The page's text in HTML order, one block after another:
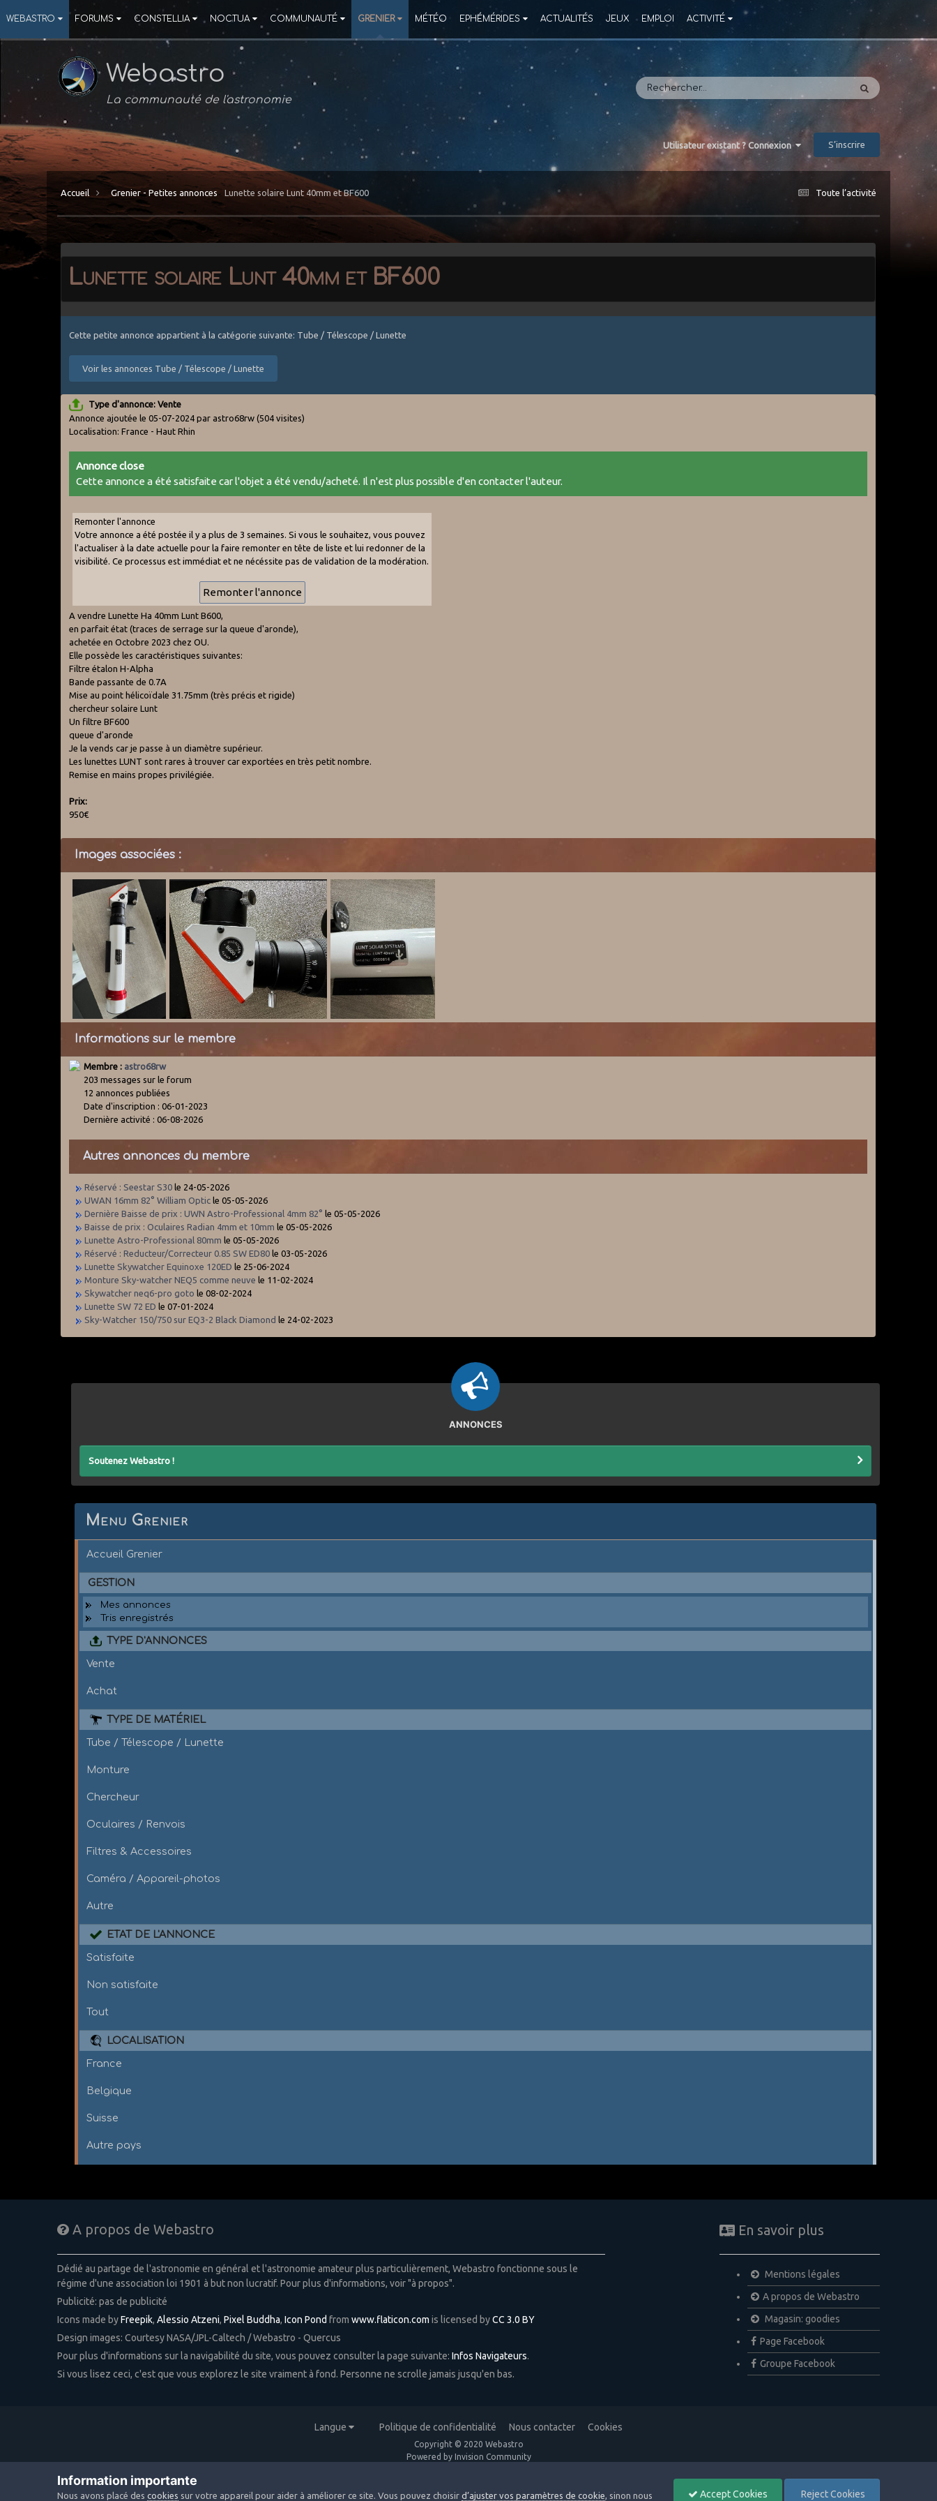
WEBASTRO FORUMS CONSTELLIA NOCTUA COMMUNAUTÉ GRENIER MÉTÉO EPHÉMÉRIDES ACTUALITÉS JEUX EMPLOI ACTIVITÉ
Webastro
La communauté de l'astronomie
Utilisateur existant ? Connexion S’inscrire
Toute l’activité
Accueil Grenier - Petites annonces Lunette solaire Lunt 40mm et BF600
Lunette solaire Lunt 40mm et BF600
Cette petite annonce appartient à la catégorie suivante: Tube / Télescope / Lunette
Voir les annonces Tube / Télescope / Lunette
Type d'annonce: Vente
Annonce ajoutée le 05-07-2024 par astro68rw(504 visites)
Localisation: France - Haut Rhin
Annonce close
Cette annonce a été satisfaite car l'objet a été vendu/acheté. Il n'est plus possible d'en contacter l'auteur.
Remonter l'annonce
Votre annonce a été postée il y a plus de 3 semaines. Si vous le souhaitez, vous pouvez
l'actualiser à la date actuelle pour la faire remonter en tête de liste et lui redonner de la
visibilité. Ce processus est immédiat et ne nécéssite pas de validation de la modération.
A vendre Lunette Ha 40mm Lunt B600,
en parfait état (traces de serrage sur la queue d'aronde),
achetée en Octobre 2023 chez OU.
Elle possède les caractéristiques suivantes:
Filtre étalon H-Alpha
Bande passante de 0.7A
Mise au point hélicoïdale 31.75mm (très précis et rigide)
chercheur solaire Lunt
Un filtre BF600
queue d'aronde
Je la vends car je passe à un diamètre supérieur.
Les lunettes LUNT sont rares à trouver car exportées en très petit nombre.
Remise en mains propes privilégiée.
Prix:
950€
Images associées :
Informations sur le membre
Membre : astro68rw
203 messages sur le forum
12 annonces publiées
Date d'inscription : 06-01-2023
Dernière activité : 06-08-2026
Autres annonces du membre
Réservé : Seestar S30 le 24-05-2026
UWAN 16mm 82° William Optic le 05-05-2026
Dernière Baisse de prix : UWN Astro-Professional 4mm 82° le 05-05-2026
Baisse de prix : Oculaires Radian 4mm et 10mm le 05-05-2026
Lunette Astro-Professional 80mm le 05-05-2026
Réservé : Reducteur/Correcteur 0.85 SW ED80 le 03-05-2026
Lunette Skywatcher Equinoxe 120ED le 25-06-2024
Monture Sky-watcher NEQ5 comme neuve le 11-02-2024
Skywatcher neq6-pro goto le 08-02-2024
Lunette SW 72 ED le 07-01-2024
Sky-Watcher 150/750 sur EQ3-2 Black Diamond le 24-02-2023
ANNONCES
Soutenez Webastro !
Menu Grenier
Accueil Grenier
GESTION
Mes annonces
Tris enregistrés
TYPE D'ANNONCES
Vente
Achat
TYPE DE MATÉRIEL
Tube / Télescope / Lunette
Monture
Chercheur
Oculaires / Renvois
Filtres & Accessoires
Caméra / Appareil-photos
Autre
ETAT DE L'ANNONCE
Satisfaite
Non satisfaite
Tout
LOCALISATION
France
Belgique
Suisse
Autre pays
A propos de Webastro
Dédié au partage de l'astronomie en général et l'astronomie amateur plus particulièrement, Webastro fonctionne sous le
régime d'une association loi 1901 à but non lucratif. Pour plus d'informations, voir "à propos".
Publicité: pas de publicité
Icons made byFreepik, Alessio Atzeni, Pixel Buddha, Icon Pond from www.flaticon.com is licensed byCC 3.0 BY
Design images: Courtesy NASA/JPL-Caltech / Webastro - Quercus
Pour plus d'informations sur la navigabilité du site, vous pouvez consulter la page suivante: Infos Navigateurs.
Si vous lisez ceci, c'est que vous explorez le site vraiment à fond. Personne ne scrolle jamais jusqu'en bas.
En savoir plus
Mentions légales
A propos de Webastro
Magasin: goodies
Page Facebook
Groupe Facebook
Langue Politique de confidentialité Nous contacter Cookies
Copyright © 2020 Webastro
Powered by Invision Community
Information importante
Nous avons placé descookies sur votre appareil pour aider à améliorer ce site. Vous pouvez choisird’ajuster vos paramètres de cookie, sinon nous Accept Cookies Reject Cookies